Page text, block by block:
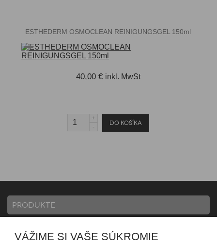
ESTHEDERM OSMOCLEAN REINIGUNGSGEL 150ml
40,00 € inkl. MwSt
PRODUKTE
INFORMATION
VÁŽIME SI VAŠE SÚKROMIE